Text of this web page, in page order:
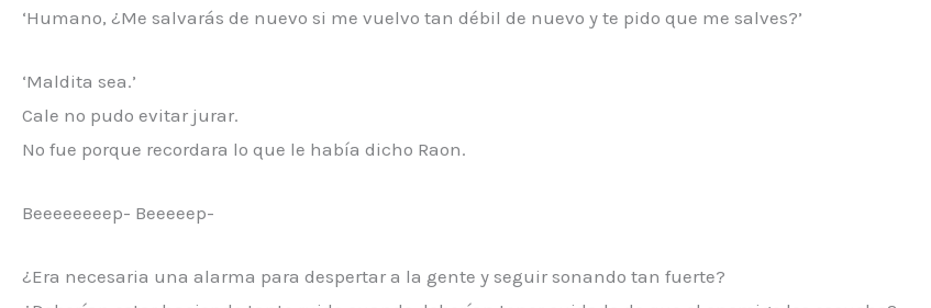
‘Humano, ¿Me salvarás de nuevo si me vuelvo tan débil de nuevo y te pido que me salves?’
‘Maldita sea.’
Cale no pudo evitar jurar.
No fue porque recordara lo que le había dicho Raon.
Beeeeeeeep- Beeeeep-
¿Era necesaria una alarma para despertar a la gente y seguir sonando tan fuerte?